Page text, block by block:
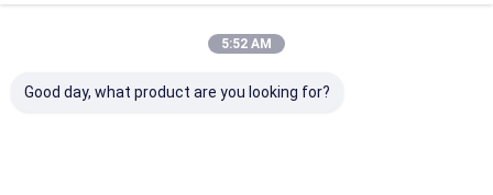
5:52 AM
Good day, what product are you looking for?